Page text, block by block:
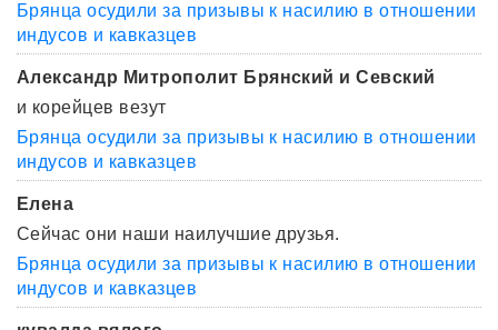
Брянца осудили за призывы к насилию в отношении
индусов и кавказцев
Александр Митрополит Брянский и Севский
и корейцев везут
Брянца осудили за призывы к насилию в отношении
индусов и кавказцев
Елена
Сейчас они наши наилучшие друзья.
Брянца осудили за призывы к насилию в отношении
индусов и кавказцев